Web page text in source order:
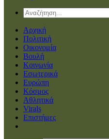
Αρχική
Πολιτική
Οικονομία
Βουλή
Κοινωνία
Εσωτερικά
Ευρώπη
Κόσμος
Αθλητικά
Virals
Επιστήμες